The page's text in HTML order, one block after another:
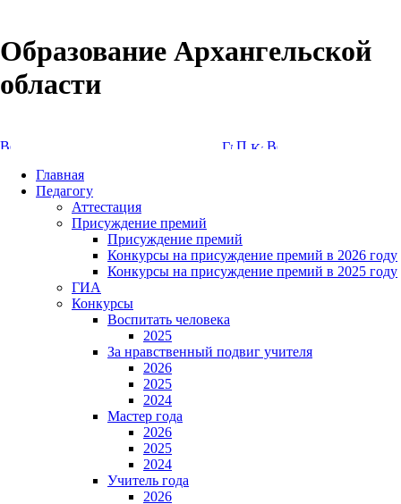
Образование Архангельской
области
Главная
Педагогу
Аттестация
Присуждение премий
Присуждение премий
Конкурсы на присуждение премий в 2026 году
Конкурсы на присуждение премий в 2025 году
ГИА
Конкурсы
Воспитать человека
2025
За нравственный подвиг учителя
2026
2025
2024
Мастер года
2026
2025
2024
Учитель года
2026